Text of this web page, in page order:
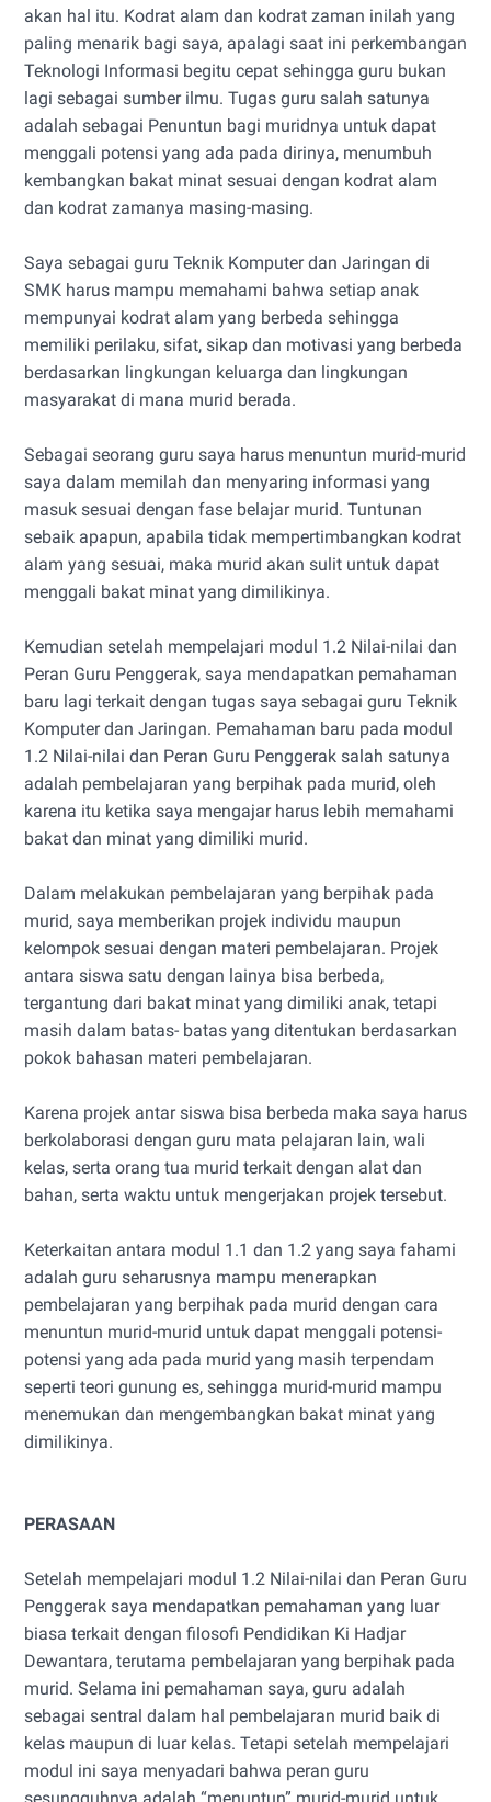
akan hal itu. Kodrat alam dan kodrat zaman inilah yang
paling menarik bagi saya, apalagi saat ini perkembangan
Teknologi Informasi begitu cepat sehingga guru bukan
lagi sebagai sumber ilmu. Tugas guru salah satunya
adalah sebagai Penuntun bagi muridnya untuk dapat
menggali potensi yang ada pada dirinya, menumbuh
kembangkan bakat minat sesuai dengan kodrat alam
dan kodrat zamanya masing-masing.
Saya sebagai guru Teknik Komputer dan Jaringan di
SMK harus mampu memahami bahwa setiap anak
mempunyai kodrat alam yang berbeda sehingga
memiliki perilaku, sifat, sikap dan motivasi yang berbeda
berdasarkan lingkungan keluarga dan lingkungan
masyarakat di mana murid berada.
Sebagai seorang guru saya harus menuntun murid-murid
saya dalam memilah dan menyaring informasi yang
masuk sesuai dengan fase belajar murid. Tuntunan
sebaik apapun, apabila tidak mempertimbangkan kodrat
alam yang sesuai, maka murid akan sulit untuk dapat
menggali bakat minat yang dimilikinya.
Kemudian setelah mempelajari modul 1.2 Nilai-nilai dan
Peran Guru Penggerak, saya mendapatkan pemahaman
baru lagi terkait dengan tugas saya sebagai guru Teknik
Komputer dan Jaringan. Pemahaman baru pada modul
1.2 Nilai-nilai dan Peran Guru Penggerak salah satunya
adalah pembelajaran yang berpihak pada murid, oleh
karena itu ketika saya mengajar harus lebih memahami
bakat dan minat yang dimiliki murid.
Dalam melakukan pembelajaran yang berpihak pada
murid, saya memberikan projek individu maupun
kelompok sesuai dengan materi pembelajaran. Projek
antara siswa satu dengan lainya bisa berbeda,
tergantung dari bakat minat yang dimiliki anak, tetapi
masih dalam batas- batas yang ditentukan berdasarkan
pokok bahasan materi pembelajaran.
Karena projek antar siswa bisa berbeda maka saya harus
berkolaborasi dengan guru mata pelajaran lain, wali
kelas, serta orang tua murid terkait dengan alat dan
bahan, serta waktu untuk mengerjakan projek tersebut.
Keterkaitan antara modul 1.1 dan 1.2 yang saya fahami
adalah guru seharusnya mampu menerapkan
pembelajaran yang berpihak pada murid dengan cara
menuntun murid-murid untuk dapat menggali potensi-
potensi yang ada pada murid yang masih terpendam
seperti teori gunung es, sehingga murid-murid mampu
menemukan dan mengembangkan bakat minat yang
dimilikinya.
PERASAAN
Setelah mempelajari modul 1.2 Nilai-nilai dan Peran Guru
Penggerak saya mendapatkan pemahaman yang luar
biasa terkait dengan filosofi Pendidikan Ki Hadjar
Dewantara, terutama pembelajaran yang berpihak pada
murid. Selama ini pemahaman saya, guru adalah
sebagai sentral dalam hal pembelajaran murid baik di
kelas maupun di luar kelas. Tetapi setelah mempelajari
modul ini saya menyadari bahwa peran guru
sesungguhnya adalah “menuntun” murid-murid untuk